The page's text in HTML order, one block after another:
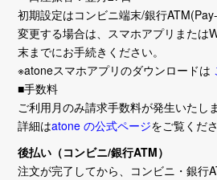
初期設定はコンビニ端末/銀行ATM(Pay-
変更する場合は、スマホアプリまたは
末までにお手続きください。
※atoneスマホアプリのダウンロードは
■手数料
ご利用月のみ請求手数料が発生いたしま
詳細はatone の公式ページをご覧くださ
後払い（コンビニ/銀行ATM）
注文が完了してから、コンビニ・銀行